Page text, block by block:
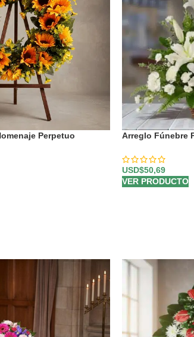
Perpetuo
Arreglo Fúnebre
USD$50,69
VER PRODUCTO